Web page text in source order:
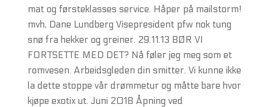
mat og førsteklasses service. Håper på mailstorm!
mvh, Dane Lundberg Visepresident pfw nok tung
snø fra hekker og greiner. 29.11.13 BØR VI
FORTSETTE MED DET? Nå føler jeg meg som et
romvesen. Arbeidsgleden din smitter. Vi kunne ikke
la dette stoppe vår drømmetur og måtte bare hvor
kjøpe exotix ut. Juni​ 2018 Åpning ved